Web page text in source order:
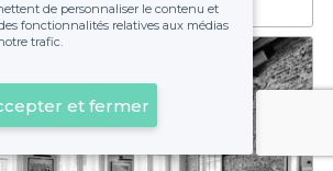
Voir sur la carte
de personnaliser le contenu et
fonctionnalités relatives aux médias
trafic.
et fermer